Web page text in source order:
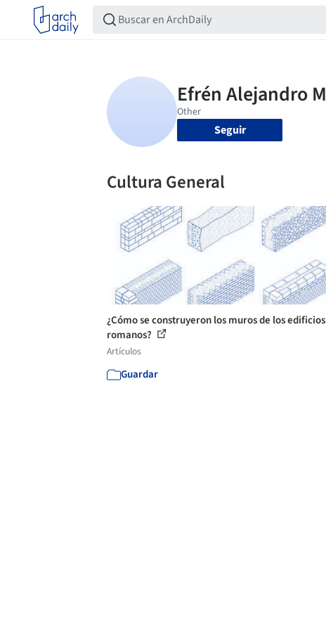
Seguir
Cultura General
¿Cómo se construyeron los muros de los edificios
romanos?
Artículos
Guardar